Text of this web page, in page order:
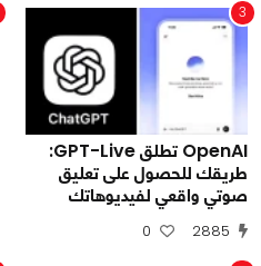
3
OpenAI تطلق GPT-Live:
طريقك للحصول على تعليق
صوتي واقعي لفيديوهاتك
2885
0